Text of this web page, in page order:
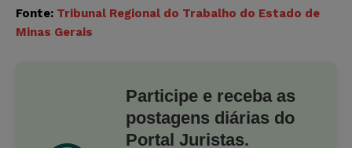
Fonte: Tribunal Regional do Trabalho do Estado de
Minas Gerais
Participe e receba as
postagens diárias do
Portal Juristas.